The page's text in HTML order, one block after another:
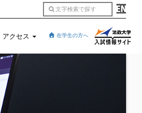
アクセス 在学生の方へ